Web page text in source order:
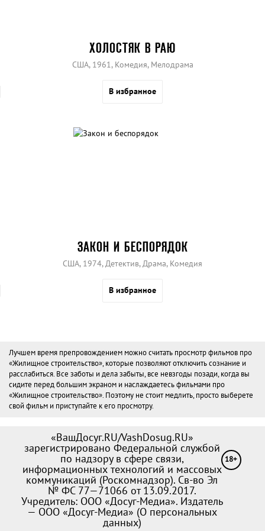
ХОЛОСТЯК В РАЮ
США, 1961, Комедия, Мелодрама
В избранное
ЗАКОН И БЕСПОРЯДОК
США, 1974, Детектив, Драма, Комедия
В избранное
Лучшем время препровождением можно считать просмотр фильмов про
«Жилищное строительство», которые позволяют отключить сознание и
расслабиться. Все заботы и дела забыты, все невзгоды позади, когда вы
сидите перед большим экраном и наслаждаетесь фильмами про
«Жилищное строительство». Поэтому не стоит медлить, просто выберете
свой фильм и приступайте к его просмотру.
«ВашДосуг.RU/VashDosug.RU»
зарегистрировано Федеральной службой
по надзору в сфере связи,
информационных технологий и массовых
коммуникаций (Роскомнадзор). Св-во Эл
№ ФС 77—71066 от 13.09.2017.
Учредитель: ООО «Досуг-Медиа». Издатель
— ООО «Досуг-Медиа» (О персональных
данных)
18+